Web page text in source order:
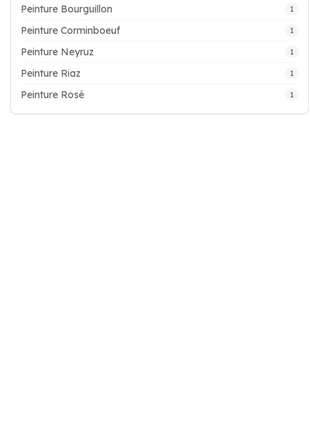
Peinture Bourguillon 1
Peinture Corminboeuf 1
Peinture Neyruz 1
Peinture Riaz 1
Peinture Rosé 1